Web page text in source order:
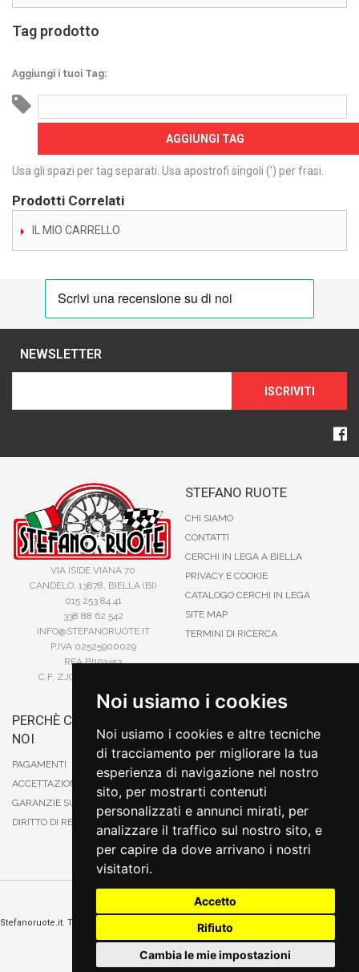
Noi usiamo i cookies
Noi usiamo i cookies e altre tecniche
di tracciamento per migliorare la tua
esperienza di navigazione nel nostro
sito, per mostrarti contenuti
personalizzati e annunci mirati, per
analizzare il traffico sul nostro sito, e
per capire da dove arrivano i nostri
visitatori.
Accetto
Rifiuto
Cambia le mie impostazioni
Tag prodotto
Aggiungi i tuoi Tag:
AGGIUNGI TAG
Usa gli spazi per tag separati. Usa apostrofi singoli (') per frasi.
Prodotti Correlati
IL MIO CARRELLO
NEWSLETTER
ISCRIVITI
VIA ISIDE VIANA 70
CANDELO, 13878, BIELLA (BI)
015 253 84 41
338 88 62 542
INFO@STEFANORUOTE.IT
P.IVA 02525900029
REA BI193453
C.F. ZJOSFN73H14A859X
STEFANO RUOTE
CHI SIAMO
CONTATTI
CERCHI IN LEGA A BIELLA
PRIVACY E COOKIE
CATALOGO CERCHI IN LEGA
SITE MAP
TERMINI DI RICERCA
PERCHÈ COMPRARE DA
NOI
PAGAMENTI
ACCETTAZIONE DEGLI ORDINI
GARANZIE SUI PRODOTTI
DIRITTO DI RECESSO
CARTA DI CREDITO
PAYPAL
CONTRASSEGNO
POSTEPAY
Stefanoruote.it. Tutti i diritti riservati. E' vietata la riproduzione anche parziali. Prezzi e
promozioni validi salvo errori o omissioni